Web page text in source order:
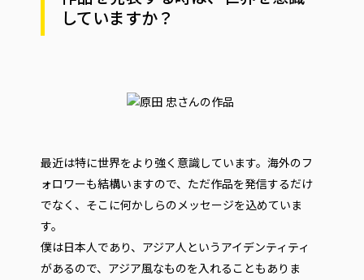
していますか？
最近は特に世界をより強く意識しています。海外のフ
ォロワーも結構いますので、ただ作品を発信するだけ
でなく、そこに何かしらのメッセージを込めていま
す。
僕は日本人であり、アジア人というアイデンティティ
があるので、アジア風なものを入れることもありま